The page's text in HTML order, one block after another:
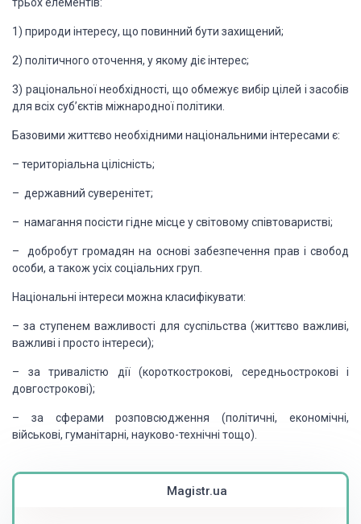
1) природи інтересу, що повинний бути захищений;
2) політичного оточення, у якому діє інтерес;
3) раціональної необхідності, що обмежує вибір цілей і засобів
для всіх суб’єктів міжнародної політики.
Базовими життєво необхідними національними інтересами є:
– територіальна цілісність;
– державний суверенітет;
– намагання посісти гідне місце у світовому співтоваристві;
– добробут громадян на основі забезпечення прав і свобод
особи, а також усіх соціальних груп.
Національні інтереси можна класифікувати:
– за ступенем важливості для суспільства (життєво важливі,
важливі і просто інтереси);
– за тривалістю дії (короткострокові, середньострокові і
довгострокові);
– за сферами розповсюдження (політичні, економічні,
військові, гуманітарні, науково-технічні тощо).
Magistr.ua